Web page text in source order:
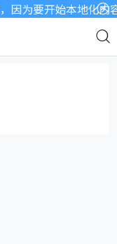
为要开始本地化